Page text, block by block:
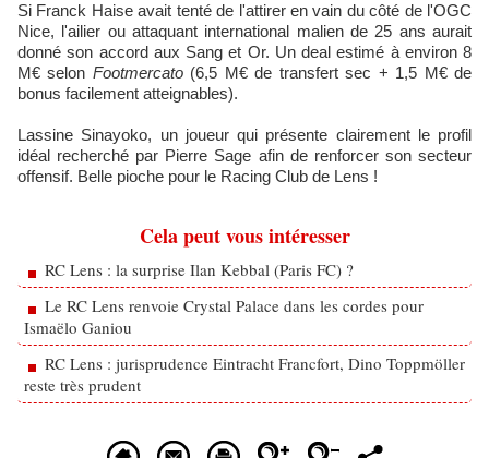
Si Franck Haise avait tenté de l'attirer en vain du côté de l'OGC
Nice, l'ailier ou attaquant international malien de 25 ans aurait
donné son accord aux Sang et Or. Un deal estimé à environ 8
M€ selon Footmercato(6,5 M€ de transfert sec + 1,5 M€ de
bonus facilement atteignables).
Lassine Sinayoko, un joueur qui présente clairement le profil
idéal recherché par Pierre Sage afin de renforcer son secteur
offensif. Belle pioche pour le Racing Club de Lens !
Cela peut vous intéresser
RC Lens : la surprise Ilan Kebbal (Paris FC) ?
Le RC Lens renvoie Crystal Palace dans les cordes pour
Ismaëlo Ganiou
RC Lens : jurisprudence Eintracht Francfort, Dino Toppmöller
reste très prudent